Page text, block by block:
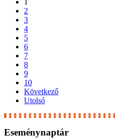
2
3
4
5
6
7
8
9
10
Következő
Utolsó
Eseménynaptár